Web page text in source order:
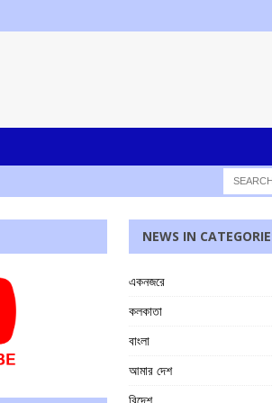
NEWS IN
একনজরে
কলকাতা
বাংলা
আমার দেশ